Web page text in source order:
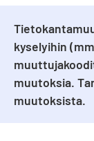
kyselyihin
muutoksia.
muutoksista.